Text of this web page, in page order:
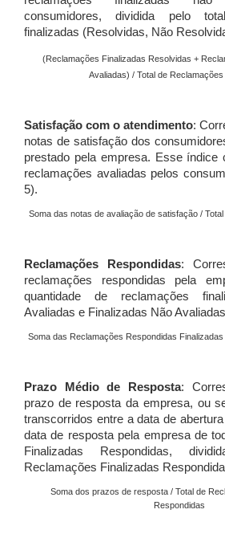
consumidores, dividida pelo
finalizadas (Resolvidas, Não
(Reclamações Finalizadas Resolvidas +
Avaliadas) / Total de
Satisfação com o atendimento:
notas de satisfação dos
prestado pela empresa. Esse índice
reclamações avaliadas pelos
5).
Soma das notas de avaliação de satisfação /
Reclamações Respondidas:
reclamações respondidas pela
quantidade de reclamações
Avaliadas e Finalizadas Não
Soma das Reclamações Respondidas
Prazo Médio de Resposta:
prazo de resposta da empresa, ou
transcorridos entre a data de
data de resposta pela empresa de
Finalizadas Respondidas,
Reclamações Finalizadas
Soma dos prazos de resposta / Total de
Respondidas